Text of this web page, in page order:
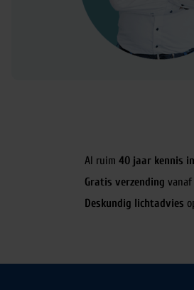
Al ruim 40 jaar kennis
Gratis verzending vanaf
Deskundig lichtadvies